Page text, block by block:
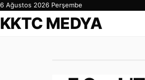
6 Ağustos 2026 Perşembe
KKTC MEDYA